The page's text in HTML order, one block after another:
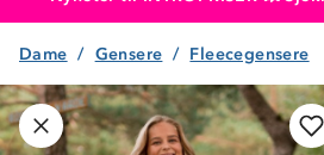
Produktet er lagt i
Dame Gensere Fleecegensere